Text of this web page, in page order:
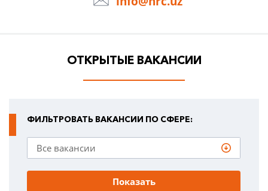
ОТКРЫТЫЕ ВАКАНСИИ
ФИЛЬТРОВАТЬ ВАКАНСИИ ПО СФЕРЕ:
Показать